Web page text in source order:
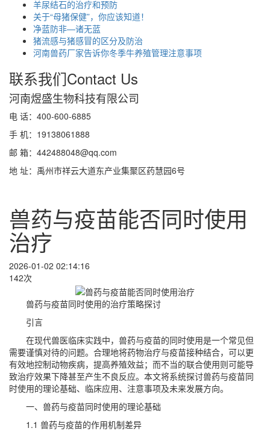
羊尿结石的治疗和预防
关于“母猪保健”，你应该知道！
净蓝防非—诸无蓝
猪流感与猪感冒的区分及防治
河南兽药厂家告诉你冬季牛养殖管理注意事项
联系我们Contact Us
河南煜盛生物科技有限公司
电 话：400-600-6885
手 机：19138061888
邮 箱：442488048@qq.com
地 址：禹州市祥云大道东产业集聚区药慧园6号
兽药与疫苗能否同时使用
治疗
2026-01-02 02:14:16
142次
兽药与疫苗同时使用的治疗策略探讨
引言
在现代兽医临床实践中，兽药与疫苗的同时使用是一个常见但
需要谨慎对待的问题。合理地将药物治疗与疫苗接种结合，可以更
有效地控制动物疾病，提高养殖效益；而不当的联合使用则可能导
致治疗效果下降甚至产生不良反应。本文将系统探讨兽药与疫苗同
时使用的理论基础、临床应用、注意事项及未来发展方向。
一、兽药与疫苗同时使用的理论基础
1.1 兽药与疫苗的作用机制差异